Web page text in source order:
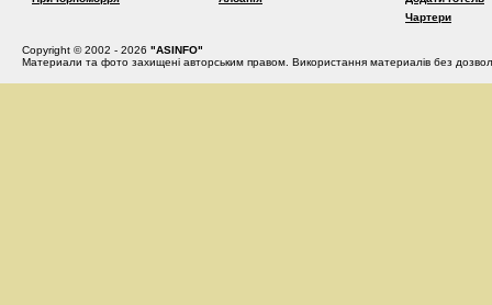
Чартери
Copyright © 2002 - 2026 "ASINFO"
Материали та фото захищені авторським правом. Використання материалів без